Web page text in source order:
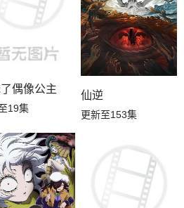
季
偶像公主
19集
仙逆
更新至153集